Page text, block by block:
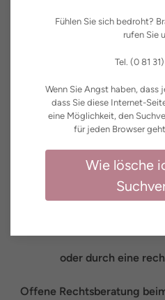
oder verfolgt, können Sie
gerichtliche
gewalttätige Partner*in
Kontaktverbot kann
bei Gericht auch die
Amtsgericht Dachau
oder durch eine
Offene Rechtsberatung
Fühlen Sie sich bedroht?
rufen Sie
Tel. (0 81
Wenn Sie Angst haben, dass
dass Sie diese Internet-
eine Möglichkeit, den
für jeden Browser
Wie lösche